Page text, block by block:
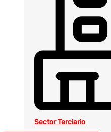
Sector Terciario